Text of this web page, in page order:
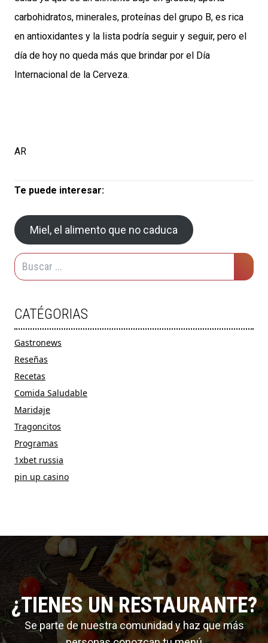
carbohidratos, minerales, proteínas del grupo B, es rica
en antioxidantes y la lista podría seguir y seguir, pero el
día de hoy no queda más que brindar por el Día
Internacional de la Cerveza.
AR
Te puede interesar:
Miel, el alimento que no caduca
CATÉGORIAS
Gastronews
Reseñas
Recetas
Comida Saludable
Maridaje
Tragoncitos
Programas
1xbet russia
pin up casino
¿TIENES UN RESTAURANTE?
Se parte de nuestra comunidad y haz que más